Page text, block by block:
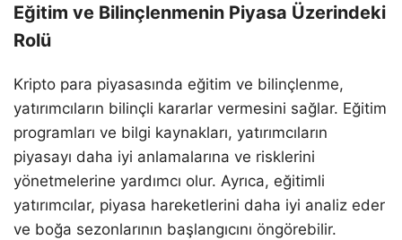
Eğitim ve Bilinçlenmenin Piyasa Üzerindeki
Rolü
Kripto para piyasasında eğitim ve bilinçlenme,
yatırımcıların bilinçli kararlar vermesini sağlar. Eğitim
programları ve bilgi kaynakları, yatırımcıların
piyasayı daha iyi anlamalarına ve risklerini
yönetmelerine yardımcı olur. Ayrıca, eğitimli
yatırımcılar, piyasa hareketlerini daha iyi analiz eder
ve boğa sezonlarının başlangıcını öngörebilir.